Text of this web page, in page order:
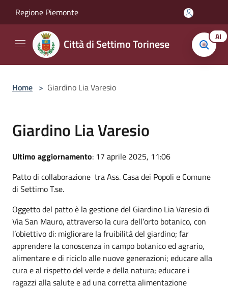
Regione Piemonte
Città di Settimo Torinese AI
Home > Giardino Lia Varesio
Giardino Lia Varesio
Ultimo aggiornamento: 17 aprile 2025, 11:06
Patto di collaborazione tra Ass. Casa dei Popoli e Comune
di Settimo T.se.
Oggetto del patto è la gestione del Giardino Lia Varesio di
Via San Mauro, attraverso la cura dell’orto botanico, con
l’obiettivo di: migliorare la fruibilità del giardino; far
apprendere la conoscenza in campo botanico ed agrario,
alimentare e di riciclo alle nuove generazioni; educare alla
cura e al rispetto del verde e della natura; educare i
ragazzi alla salute e ad una corretta alimentazione